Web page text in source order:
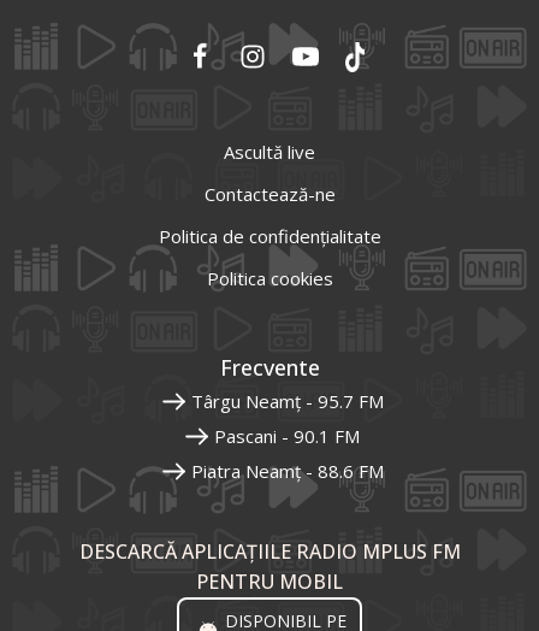
Ascultă live
Contactează-ne
Politica de confidențialitate
Politica cookies
Frecvente
Târgu Neamț - 95.7 FM
Pascani - 90.1 FM
Piatra Neamț - 88.6 FM
DESCARCĂ APLICAȚIILE RADIO MPLUS FM
PENTRU MOBIL
DISPONIBIL PE